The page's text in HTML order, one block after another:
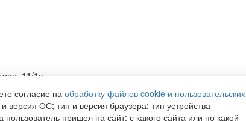
11/1а
согласие на обработку файлов cookie и пользовательских
версия ОС; тип и версия браузера; тип устройства
пришел на сайт; с какого сайта или по какой